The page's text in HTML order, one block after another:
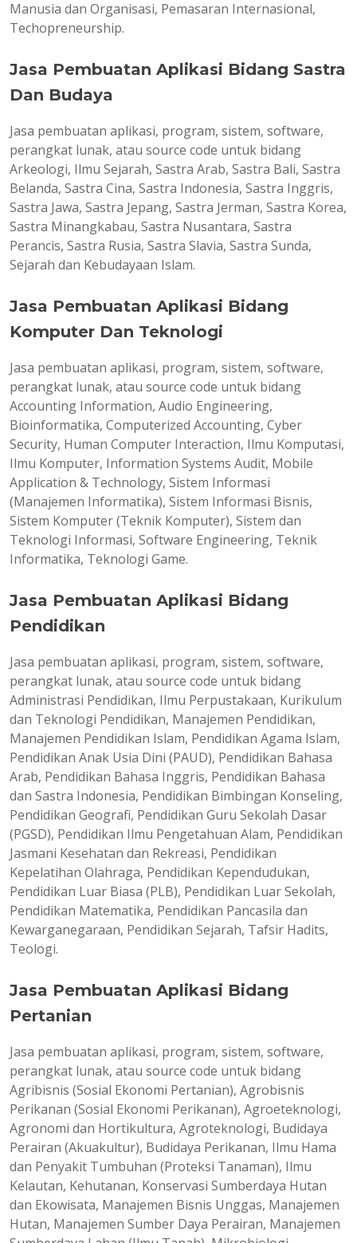
Manusia dan Organisasi, Pemasaran Internasional,
Techopreneurship.
Jasa Pembuatan Aplikasi Bidang Sastra
Dan Budaya
Jasa pembuatan aplikasi, program, sistem, software,
perangkat lunak, atau source code untuk bidang
Arkeologi, Ilmu Sejarah, Sastra Arab, Sastra Bali, Sastra
Belanda, Sastra Cina, Sastra Indonesia, Sastra Inggris,
Sastra Jawa, Sastra Jepang, Sastra Jerman, Sastra Korea,
Sastra Minangkabau, Sastra Nusantara, Sastra
Perancis, Sastra Rusia, Sastra Slavia, Sastra Sunda,
Sejarah dan Kebudayaan Islam.
Jasa Pembuatan Aplikasi Bidang
Komputer Dan Teknologi
Jasa pembuatan aplikasi, program, sistem, software,
perangkat lunak, atau source code untuk bidang
Accounting Information, Audio Engineering,
Bioinformatika, Computerized Accounting, Cyber
Security, Human Computer Interaction, Ilmu Komputasi,
Ilmu Komputer, Information Systems Audit, Mobile
Application & Technology, Sistem Informasi
(Manajemen Informatika), Sistem Informasi Bisnis,
Sistem Komputer (Teknik Komputer), Sistem dan
Teknologi Informasi, Software Engineering, Teknik
Informatika, Teknologi Game.
Jasa Pembuatan Aplikasi Bidang
Pendidikan
Jasa pembuatan aplikasi, program, sistem, software,
perangkat lunak, atau source code untuk bidang
Administrasi Pendidikan, Ilmu Perpustakaan, Kurikulum
dan Teknologi Pendidikan, Manajemen Pendidikan,
Manajemen Pendidikan Islam, Pendidikan Agama Islam,
Pendidikan Anak Usia Dini (PAUD), Pendidikan Bahasa
Arab, Pendidikan Bahasa Inggris, Pendidikan Bahasa
dan Sastra Indonesia, Pendidikan Bimbingan Konseling,
Pendidikan Geografi, Pendidikan Guru Sekolah Dasar
(PGSD), Pendidikan Ilmu Pengetahuan Alam, Pendidikan
Jasmani Kesehatan dan Rekreasi, Pendidikan
Kepelatihan Olahraga, Pendidikan Kependudukan,
Pendidikan Luar Biasa (PLB), Pendidikan Luar Sekolah,
Pendidikan Matematika, Pendidikan Pancasila dan
Kewarganegaraan, Pendidikan Sejarah, Tafsir Hadits,
Teologi.
Jasa Pembuatan Aplikasi Bidang
Pertanian
Jasa pembuatan aplikasi, program, sistem, software,
perangkat lunak, atau source code untuk bidang
Agribisnis (Sosial Ekonomi Pertanian), Agrobisnis
Perikanan (Sosial Ekonomi Perikanan), Agroeteknologi,
Agronomi dan Hortikultura, Agroteknologi, Budidaya
Perairan (Akuakultur), Budidaya Perikanan, Ilmu Hama
dan Penyakit Tumbuhan (Proteksi Tanaman), Ilmu
Kelautan, Kehutanan, Konservasi Sumberdaya Hutan
dan Ekowisata, Manajemen Bisnis Unggas, Manajemen
Hutan, Manajemen Sumber Daya Perairan, Manajemen